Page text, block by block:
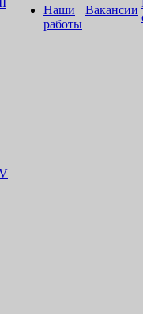
Наши
работы
Вакансии